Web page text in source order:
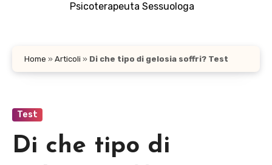
Psicoterapeuta Sessuologa
Home » Articoli » Di che tipo di gelosia soffri? Test
Test
Di che tipo di